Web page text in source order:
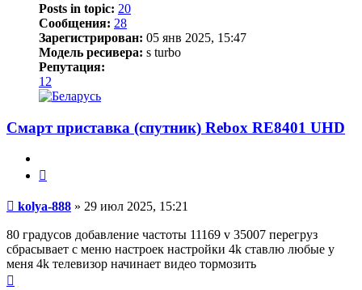
Posts in topic: 20
Сообщения: 28
Зарегистрирован: 05 янв 2025, 15:47
Модель ресивера: s turbo
Репутация:
12
Смарт приставка (спутник) Rebox RE8401 UHD
Сообщение
kolya-888 » 29 июл 2025, 15:21
80 градусов добавление частоты 11169 v 35007 перегруз
сбрасывает с меню настроек настройки 4k ставлю любые у
меня 4k телевизор начинает видео тормозить